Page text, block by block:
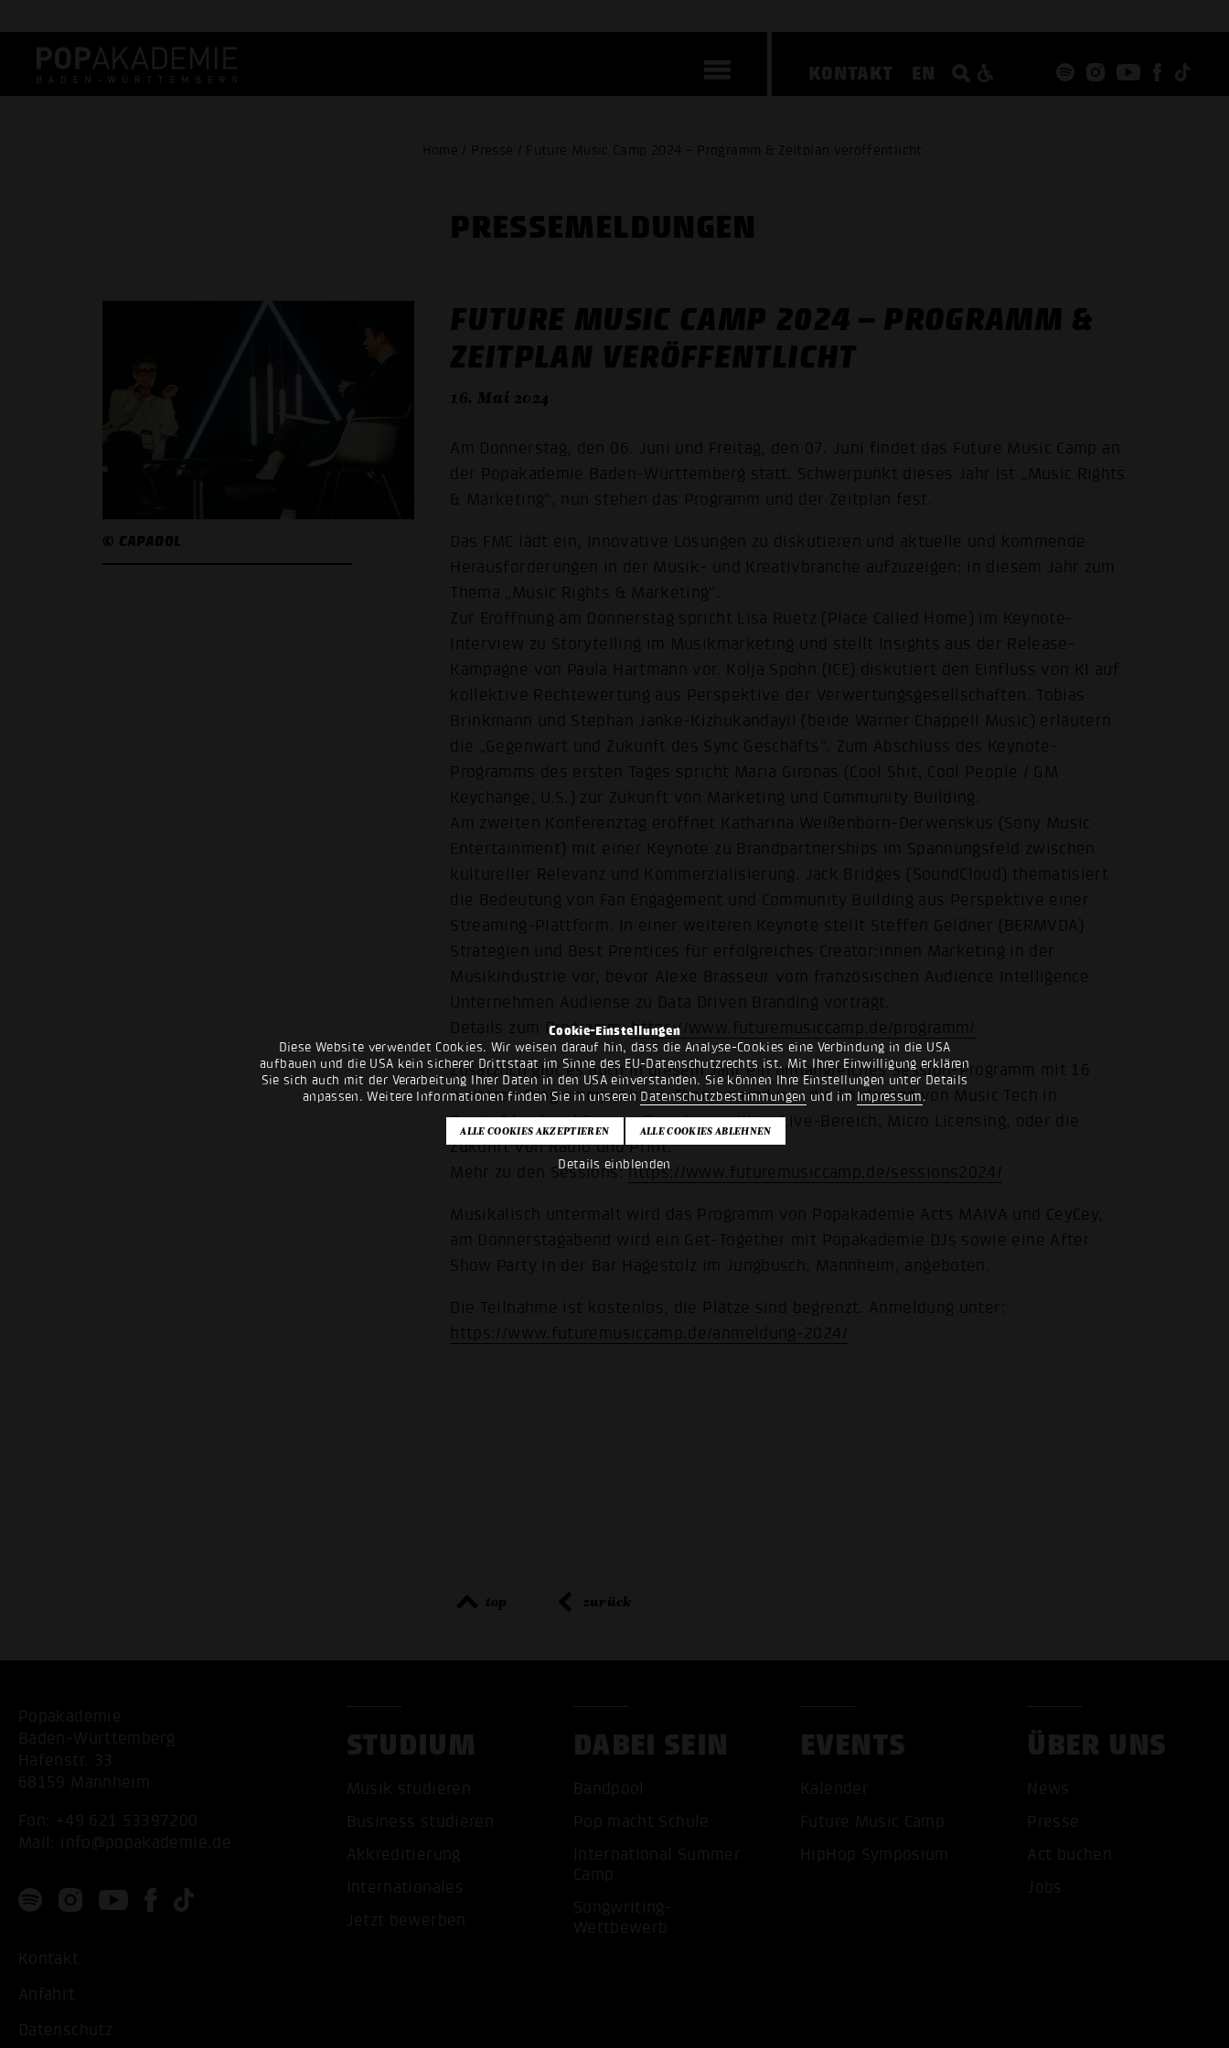
Cookie-Einstellungen
Diese Website verwendet Cookies. Wir weisen darauf hin, dass die Analyse-Cookies eine Verbindung in die USA
aufbauen und die USA kein sicherer Drittstaat im Sinne des EU-Datenschutzrechts ist. Mit Ihrer Einwilligung erklären
Sie sich auch mit der Verarbeitung Ihrer Daten in den USA einverstanden. Sie können Ihre Einstellungen unter Details
anpassen. Weitere Informationen finden Sie in unserenDatenschutzbestimmungen und im Impressum.
Details einblenden
KONTAKT EN
Home / Presse / Future Music Camp 2024 – Programm & Zeitplan veröffentlicht
PRESSE­MELDUNGEN
© CAPADOL
FUTURE MUSIC CAMP 2024 – PROGRAMM &
ZEITPLAN VERÖFFENTLICHT
16. Mai 2024
Am Donnerstag, den 06. Juni und Freitag, den 07. Juni findet das Future Music Camp an
der Popakademie Baden-Württemberg statt. Schwerpunkt dieses Jahr ist „Music Rights
& Marketing“, nun stehen das Programm und der Zeitplan fest.
Das FMC lädt ein, innovative Lösungen zu diskutieren und aktuelle und kommende
Herausforderungen in der Musik- und Kreativbranche aufzuzeigen: in diesem Jahr zum
Thema „Music Rights & Marketing“.
Zur Eröffnung am Donnerstag spricht Lisa Ruetz (Place Called Home) im Keynote-
Interview zu Storytelling im Musikmarketing und stellt Insights aus der Release-
Kampagne von Paula Hartmann vor. Kolja Spohn (ICE) diskutiert den Einfluss von KI auf
kollektive Rechtewertung aus Perspektive der Verwertungsgesellschaften. Tobias
Brinkmann und Stephan Janke-Kizhukandayil (beide Warner Chappell Music) erläutern
die „Gegenwart und Zukunft des Sync Geschäfts”. Zum Abschluss des Keynote-
Programms des ersten Tages spricht Maria Gironas (Cool Shit, Cool People / GM
Keychange, U.S.) zur Zukunft von Marketing und Community Building.
Am zweiten Konferenztag eröffnet Katharina Weißenborn-Derwenskus (Sony Music
Entertainment) mit einer Keynote zu Brandpartnerships im Spannungsfeld zwischen
kultureller Relevanz und Kommerzialisierung. Jack Bridges (SoundCloud) thematisiert
die Bedeutung von Fan Engagement und Community Building aus Perspektive einer
Streaming-Plattform. In einer weiteren Keynote stellt Steffen Geldner (BERMVDA)
Strategien und Best Prentices für erfolgreiches Creator:innen Marketing in der
Musikindustrie vor, bevor Alexe Brasseur vom französischen Audience Intelligence
Unternehmen Audiense zu Data Driven Branding vorträgt.
Details zum Programm:https://www.futuremusiccamp.de/programm/
Zusätzlich gibt es auch in diesem Jahr ein umfangreiches Session-Programm mit 16
weiteren Programmpunkten. Themen sind u.a. die Förderung von Music Tech in
Deutschland und Europa, Einsatz von KI im Live-Bereich, Micro Licensing, oder die
Zukunft von Radio und Print.
Mehr zu den Sessions:https://www.futuremusiccamp.de/sessions2024/
Musikalisch untermalt wird das Programm von Popakademie Acts MAIVA und CeyCey,
am Donnerstagabend wird ein Get-Together mit Popakademie DJs sowie eine After
Show Party in der Bar Hagestolz im Jungbusch, Mannheim, angeboten.
Die Teilnahme ist kostenlos, die Plätze sind begrenzt. Anmeldung unter:
https://www.futuremusiccamp.de/anmeldung-2024/
top zurück
Popakademie
Baden-Württemberg
Hafenstr. 33
68159 Mannheim
Fon: +49 621 53397200
Mail: info@popakademie.de
Kontakt
Anfahrt
Datenschutz
STUDIUM
Musik studieren
Business studieren
Akkreditierung
Internationales
Jetzt bewerben
DABEI SEIN
Bandpool
Pop macht Schule
International Summer
Camp
Songwriting-
Wettbewerb
EVENTS
Kalender
Future Music Camp
HipHop Symposium
ÜBER UNS
News
Presse
Act buchen
Jobs